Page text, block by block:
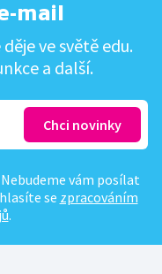
mail
ve světě edu.
a další.
vám posílat
se zpracováním
.